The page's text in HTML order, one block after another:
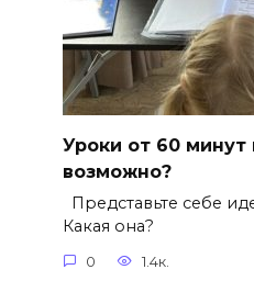
Уроки от 60 минут
возможно?
Представьте себе
Какая она?
0 1.4к.